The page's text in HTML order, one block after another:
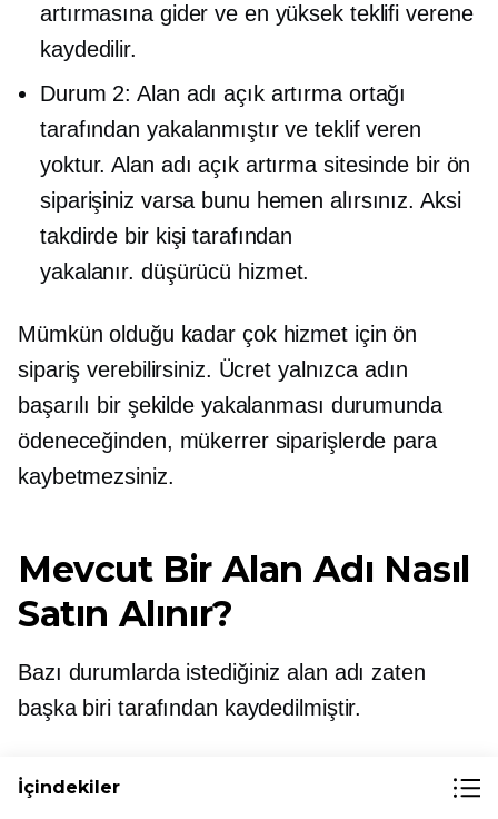
artırmasına gider ve en yüksek teklifi verene
kaydedilir.
Durum 2: Alan adı açık artırma ortağı
tarafından yakalanmıştır ve teklif veren
yoktur. Alan adı açık artırma sitesinde bir ön
siparişiniz varsa bunu hemen alırsınız. Aksi
takdirde bir kişi tarafından
yakalanır. düşürücü hizmet.
Mümkün olduğu kadar çok hizmet için ön
sipariş verebilirsiniz. Ücret yalnızca adın
başarılı bir şekilde yakalanması durumunda
ödeneceğinden, mükerrer siparişlerde para
kaybetmezsiniz.
Mevcut Bir Alan Adı Nasıl
Satın Alınır?
Bazı durumlarda istediğiniz alan adı zaten
başka biri tarafından kaydedilmiştir.
Neyse ki, bazı alan adı kayıt şirketleri, alan adı
İçindekiler